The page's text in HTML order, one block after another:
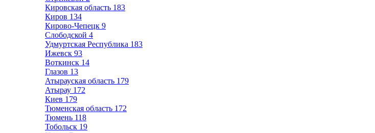
Кировская область 183
Киров 134
Кирово-Чепецк 9
Слободской 4
Удмуртская Республика 183
Ижевск 93
Воткинск 14
Глазов 13
Атырауская область 179
Атырау 172
Киев 179
Тюменская область 172
Тюмень 118
Тобольск 19